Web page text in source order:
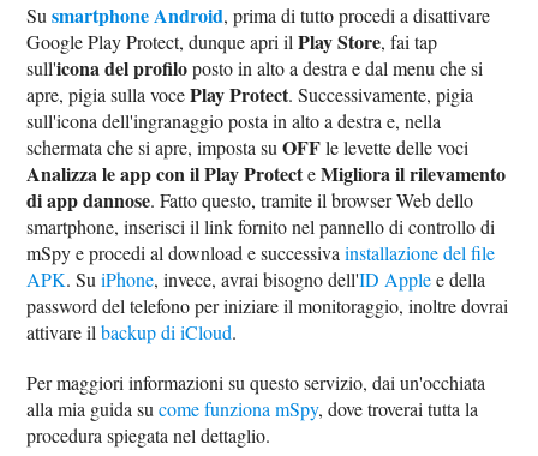
Susmartphone Android, prima di tutto procedi a disattivare
Google Play Protect, dunque apri ilPlay Store, fai tap
sull'icona del profiloposto in alto a destra e dal menu che si
apre, pigia sulla vocePlay Protect. Successivamente, pigia
sull'icona dell'ingranaggio posta in alto a destra e, nella
schermata che si apre, imposta suOFFle levette delle voci
Analizza le app con il Play ProtecteMigliora il rilevamento
di app dannose. Fatto questo, tramite il browser Web dello
smartphone, inserisci il link fornito nel pannello di controllo di
mSpy e procedi al download e successivainstallazione del file
APK. SuiPhone, invece, avrai bisogno dell'ID Applee della
password del telefono per iniziare il monitoraggio, inoltre dovrai
attivare ilbackup di iCloud.
Per maggiori informazioni su questo servizio, dai un'occhiata
alla mia guida sucome funziona mSpy, dove troverai tutta la
procedura spiegata nel dettaglio.